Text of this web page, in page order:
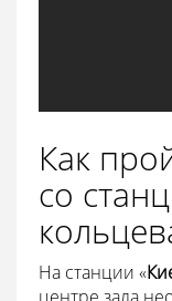
Как
со
На станции «